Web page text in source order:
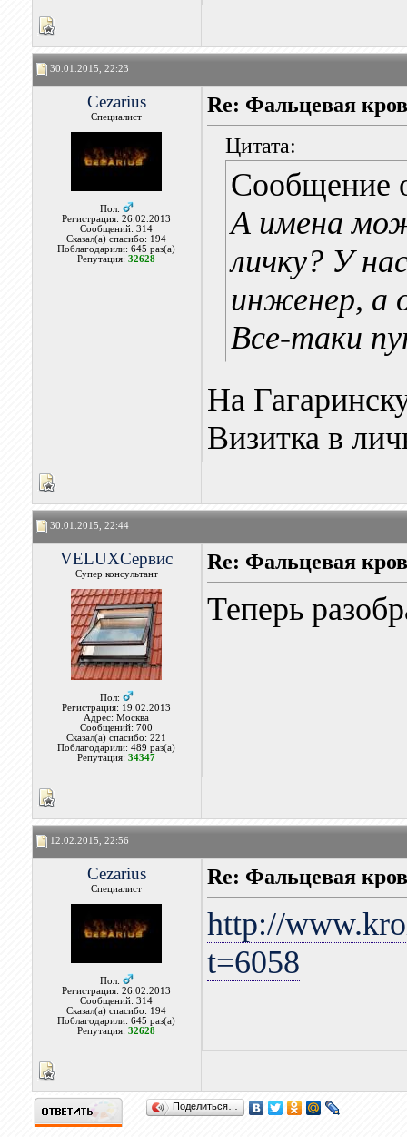
30.01.2015, 22:23
Cezarius
Специалист
Пол:
Регистрация: 26.02.2013
Сообщений: 314
Сказал(а) спасибо: 194
Поблагодарили: 645 раз(а)
Репутация:32628
Re: Фальцевая
Цитата:
Сообщение
А имена
личку? У
инженер, а
Все-таки
На
Визитка в
30.01.2015, 22:44
VELUXСервис
Супер консультант
Пол:
Регистрация: 19.02.2013
Адрес: Москва
Сообщений: 700
Сказал(а) спасибо: 221
Поблагодарили: 489 раз(а)
Репутация:34347
Re: Фальцевая
Теперь
12.02.2015, 22:56
Cezarius
Специалист
Пол:
Регистрация: 26.02.2013
Сообщений: 314
Сказал(а) спасибо: 194
Поблагодарили: 645 раз(а)
Репутация:32628
Re: Фальцевая
http://
t=6058
Поделиться…